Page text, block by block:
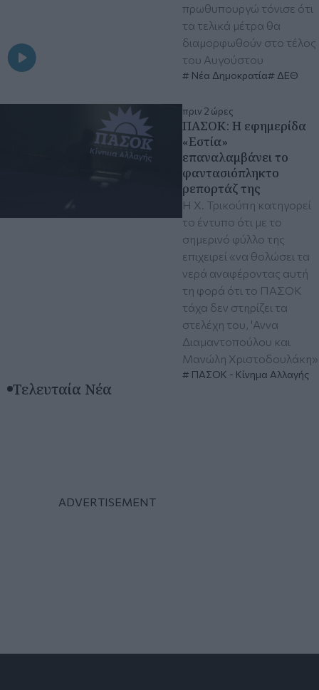
πρωθυπουργώ τόνισε ότι
τα τελικά μέτρα θα
διαμορφωθούν στο τέλος
του Αυγούστου
Νέα Δημοκρατία ΔΕΘ
πριν 2 ώρες
ΠΑΣΟΚ: Η εφημερίδα
«Εστία»
επαναλαμβάνει το
φαντασιόπληκτο
ρεπορτάζ της
Η Χ. Τρικούπη κατηγορεί
το έντυπο ότι με το
σημερινό φύλλο της
επιχειρεί «να θολώσει τα
νερά αναφέροντας αυτή
τη φορά ότι το ΠΑΣΟΚ
τάχα δεν στηρίζει τα
στελέχη του, 'Αννα
Διαμαντοπούλου και
Μανώλη Χριστοδουλάκη»
ΠΑΣΟΚ - Κίνημα Αλλαγής
Τελευταία Νέα